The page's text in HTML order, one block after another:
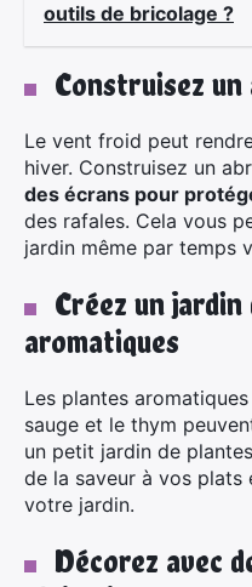
outils de bricolage ?
Construisez
Le vent froid peut
hiver. Construisez un
des écrans pour
des rafales. Cela vous
jardin même par temps
Créez un
aromatiques
Les plantes
sauge et le thym
un petit jardin de
de la saveur à vos plats
votre jardin.
Décorez avec
Rechercher
: